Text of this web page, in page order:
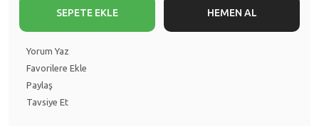
SEPETE EKLE HEMEN AL
Yorum Yaz
Paylaş
Tavsiye Et